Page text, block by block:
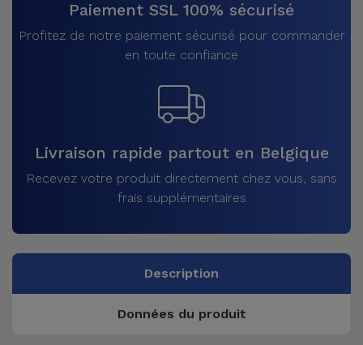
Paiement SSL 100% sécurisé
Profitez de notre paiement sécurisé pour commander
en toute confiance
Livraison rapide partout en Belgique
Recevez votre produit directement chez vous, sans
frais supplémentaires
Description
Données du produit